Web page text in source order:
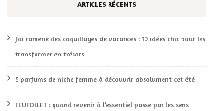
ARTICLES RÉCENTS
J’ai ramené des coquillages de vacances : 10 idées chic pour les
transformer en trésors
5 parfums de niche femme à découvrir absolument cet été
FEUFOLLET : quand revenir à l’essentiel passe par les sens